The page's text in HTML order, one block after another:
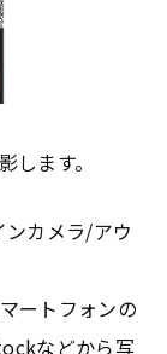
ます。
カメラ/アウ
ートフォンの
などから写